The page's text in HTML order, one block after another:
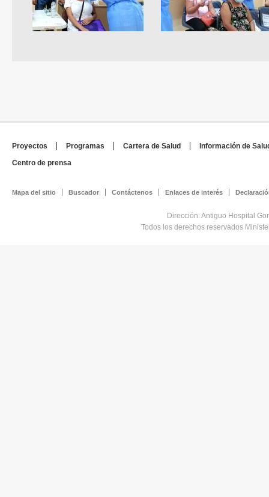
Proyectos Programas Cartera de Salud
Información de
Centro de prensa
Mapa del sitio Buscador Contáctenos Enlaces de interés
Dirección: Antiguo Hospital
Todos los derechos reservados